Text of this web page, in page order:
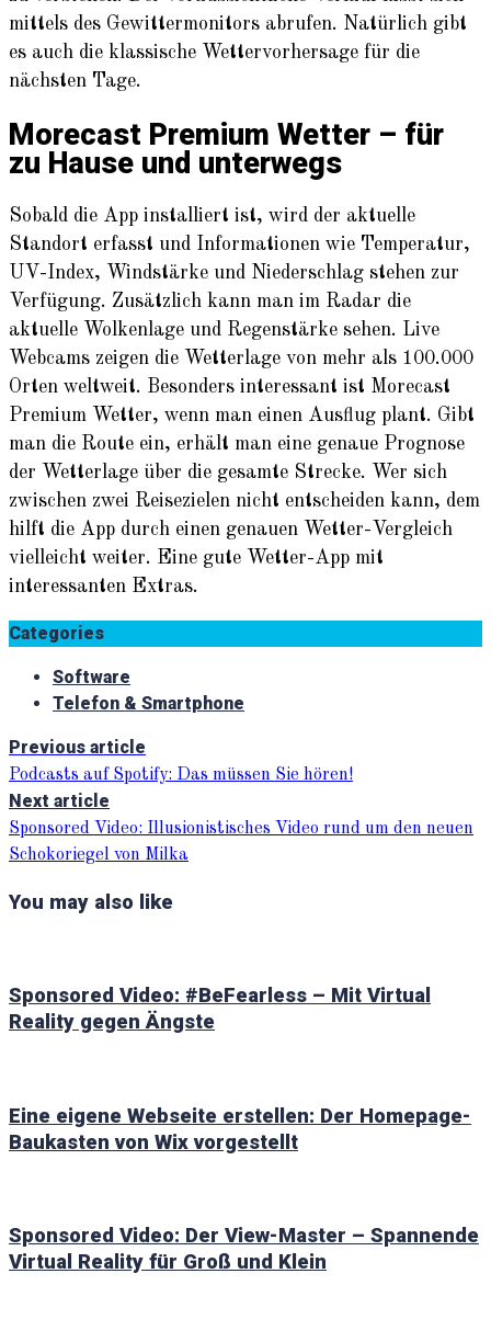
mittels des Gewittermonitors abrufen. Natürlich gibt
es auch die klassische Wettervorhersage für die
nächsten Tage.
Morecast Premium Wetter – für
zu Hause und unterwegs
Sobald die App installiert ist, wird der aktuelle
Standort erfasst und Informationen wie Temperatur,
UV-Index, Windstärke und Niederschlag stehen zur
Verfügung. Zusätzlich kann man im Radar die
aktuelle Wolkenlage und Regenstärke sehen. Live
Webcams zeigen die Wetterlage von mehr als 100.000
Orten weltweit. Besonders interessant ist Morecast
Premium Wetter, wenn man einen Ausflug plant. Gibt
man die Route ein, erhält man eine genaue Prognose
der Wetterlage über die gesamte Strecke. Wer sich
zwischen zwei Reisezielen nicht entscheiden kann, dem
hilft die App durch einen genauen Wetter-Vergleich
vielleicht weiter. Eine gute Wetter-App mit
interessanten Extras.
Categories
Software
Telefon & Smartphone
Previous article
Podcasts auf Spotify: Das müssen Sie hören!
Next article
Sponsored Video: Illusionistisches Video rund um den neuen
Schokoriegel von Milka
You may also like
Sponsored Video: #BeFearless – Mit Virtual
Reality gegen Ängste
Eine eigene Webseite erstellen: Der Homepage-
Baukasten von Wix vorgestellt
Sponsored Video: Der View-Master – Spannende
Virtual Reality für Groß und Klein